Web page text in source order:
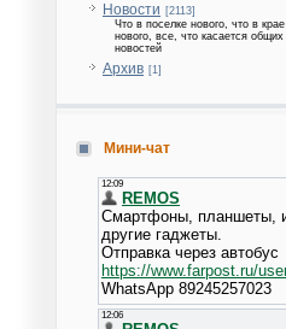
Новости [2113]
Что в поселке нового, что в крае
нового, все, что касается общих
новостей
Архив [1]
Мини-чат